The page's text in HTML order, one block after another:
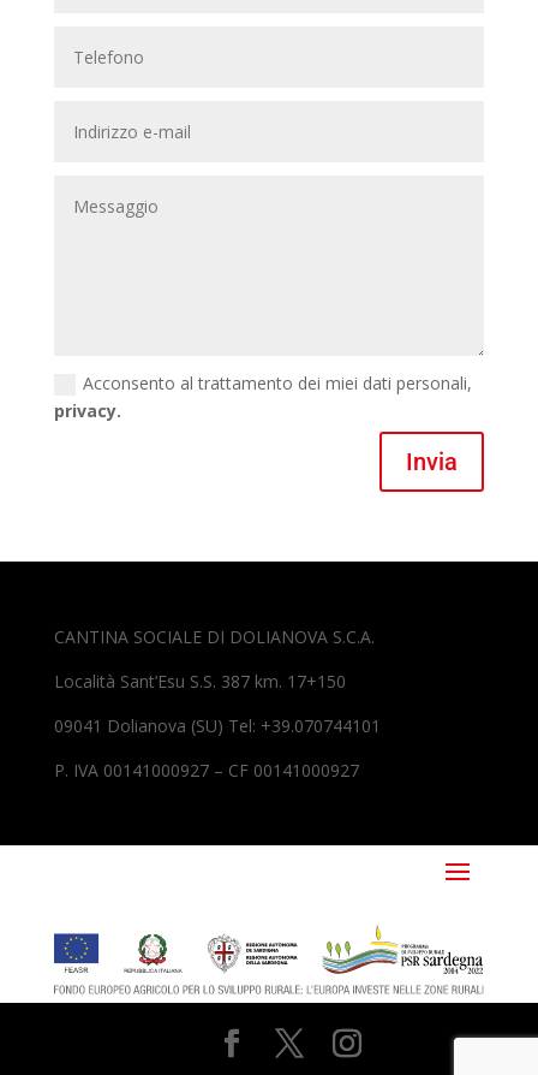
Acconsento al trattamento dei miei dati personali,
privacy.
Invia
CANTINA SOCIALE DI DOLIANOVA S.C.A.
Località Sant’Esu S.S. 387 km. 17+150
09041 Dolianova (SU) Tel: +39.070744101
P. IVA 00141000927 – CF 00141000927